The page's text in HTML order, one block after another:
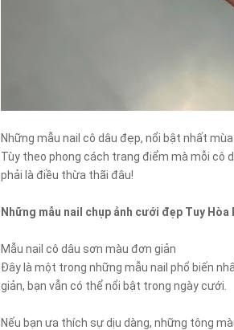
Những mẫu nail cô dâu đẹp, nổi bật nhất
Tùy theo phong cách trang điểm mà mỗi cô
phải là điều thừa thãi đâu!
Những mẫu nail chụp ảnh cưới đẹp Tuy Hòa
Mẫu nail cô dâu sơn màu đơn giản
Đây là một trong những mẫu nail phổ biến
giản, bạn vẫn có thể nổi bật trong ngày cưới.
Nếu bạn ưa thích sự dịu dàng, những tông